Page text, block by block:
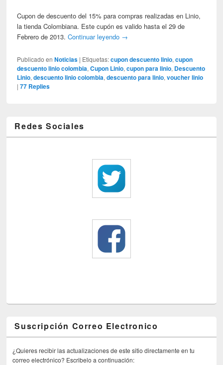
Cupon de descuento del 15% para compras realizadas en Linio,
la tienda Colombiana. Este cupón es valido hasta el 29 de
Febrero de 2013.Continuar leyendo →
Publicado en Noticias | Etiquetas: cupon descuento linio,cupon
descuento linio colombia,Cupon Linio,cupon para linio, Descuento
Linio,descuento linio colombia,descuento para linio,voucher linio
|77 Replies
Redes Sociales
Suscripción Correo Electronico
¿Quieres recibir las actualizaciones de este sitio directamente en tu
correo electrónico? Escribelo a continuación: